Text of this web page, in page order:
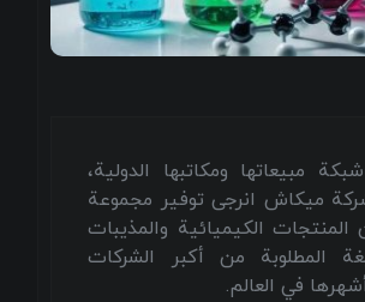
مبيعاتها ومكاتبها الدولية،
ميكاش انرجی توفير مجموعة
الكيميائية والمذيبات
المطلوبة من أكبر الشركات
في العالم.